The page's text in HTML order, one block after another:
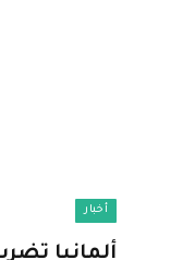
أخبار
ألمانيا